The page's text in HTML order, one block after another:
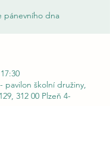
pánevního dna
pavilon školní družiny,
312 00 Plzeň 4-